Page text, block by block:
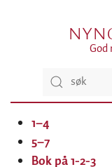
1–4
5–7
Bok på 1-2-3